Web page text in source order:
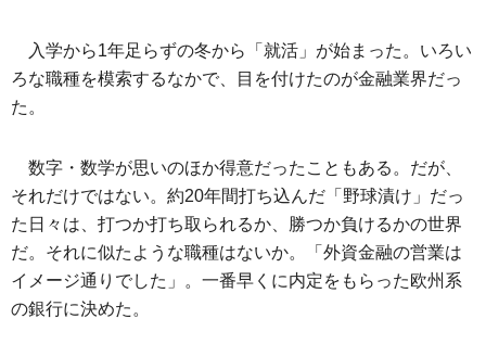
入学から1年足らずの冬から「就活」が始まった。いろい
ろな職種を模索するなかで、目を付けたのが金融業界だっ
た。
数字・数学が思いのほか得意だったこともある。だが、
それだけではない。約20年間打ち込んだ「野球漬け」だっ
た日々は、打つか打ち取られるか、勝つか負けるかの世界
だ。それに似たような職種はないか。「外資金融の営業は
イメージ通りでした」。一番早くに内定をもらった欧州系
の銀行に決めた。